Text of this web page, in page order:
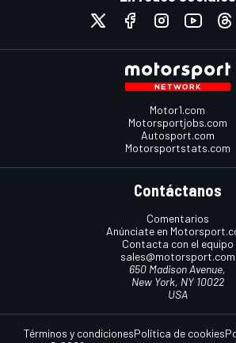
Motor1.com
Motorsportjobs.com
Autosport.com
Motorsportstats.com
Contáctanos
Comentarios
Anúnciate en
Contacta con el equipo
sales@motorsport.com
650 Madison Avenue,
New York, NY 10022
USA
Términos y condicionesPolítica de cookies